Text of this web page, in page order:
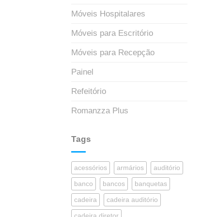
Móveis Hospitalares
Móveis para Escritório
Móveis para Recepção
Painel
Refeitório
Romanzza Plus
Tags
acessórios armários auditório
banco bancos banquetas
cadeira cadeira auditório